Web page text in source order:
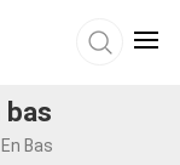
bas
Bas